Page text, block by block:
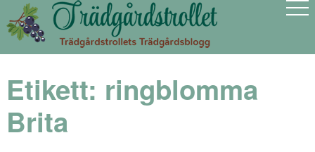
Etikett: ringblomma
Brita